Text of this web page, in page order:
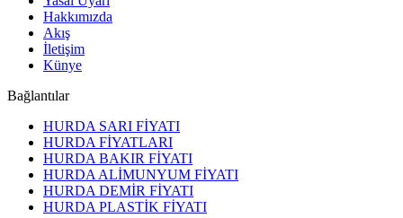
Hakkımızda
Akış
İletişim
Künye
Bağlantılar
HURDA SARI FİYATI
HURDA FİYATLARI
HURDA BAKIR FİYATI
HURDA ALİMUNYUM FİYATI
HURDA DEMİR FİYATI
HURDA PLASTİK FİYATI